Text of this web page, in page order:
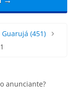
Guarujá (451)
anunciante?